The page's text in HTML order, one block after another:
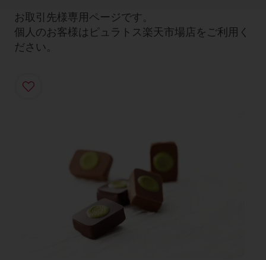
お取引先様専用ページです。
個人のお客様はピュラトス楽天市場店をご利用く
ださい。